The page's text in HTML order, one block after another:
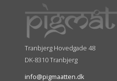
Tranbjerg Hovedgade 48
DK-8310 Tranbjerg
info@pigmaatten.dk